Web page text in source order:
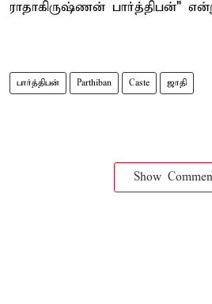
ராதாகிருஷ்ணன் பார்த்திபன்"
பார்த்திபன் Parthiban Caste ஜாதி
Show